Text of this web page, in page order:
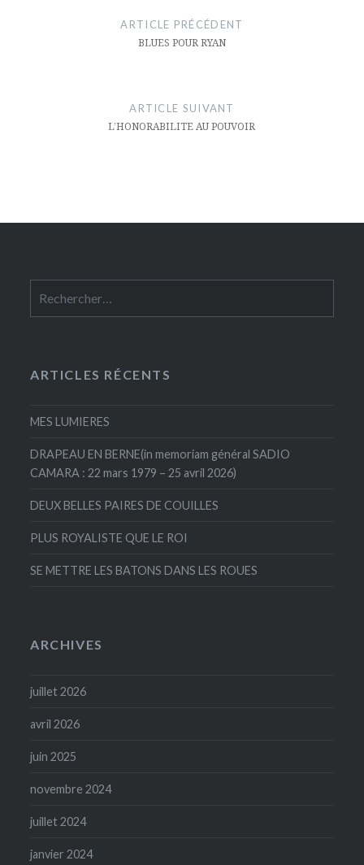
ARTICLE PRÉCÉDENT
BLUES POUR RYAN
ARTICLE SUIVANT
L’HONORABILITE AU POUVOIR
ARTICLES RÉCENTS
MES LUMIERES
DRAPEAU EN BERNE(in memoriam général SADIO
CAMARA : 22 mars 1979 – 25 avril 2026)
DEUX BELLES PAIRES DE COUILLES
PLUS ROYALISTE QUE LE ROI
SE METTRE LES BATONS DANS LES ROUES
ARCHIVES
juillet 2026
avril 2026
juin 2025
novembre 2024
juillet 2024
janvier 2024